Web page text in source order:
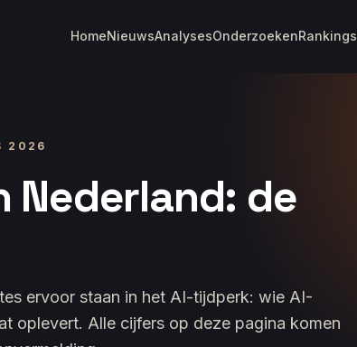
HomeNieuwsAnalysesOnderzoekenRankings
2026
Nederland: de
ervoor staan in het AI-tijdperk: wie AI-
oplevert. Alle cijfers op deze pagina komen